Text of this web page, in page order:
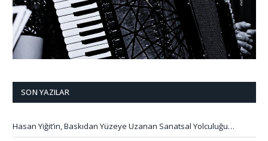
SON YAZILAR
Hasan Yiğit’in, Baskıdan Yüzeye Uzanan Sanatsal Yolculuğu…